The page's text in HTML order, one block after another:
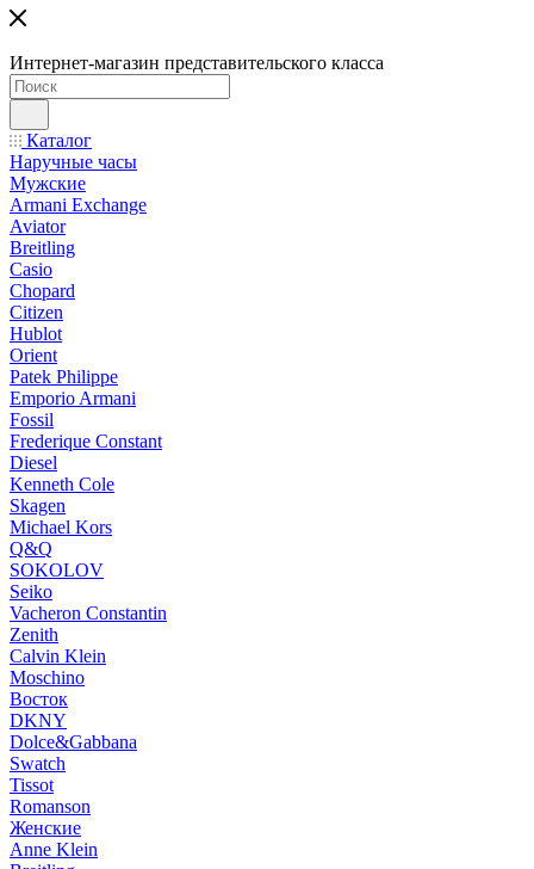
Интернет-магазин представительского класса
Каталог
Наручные часы
Мужские
Armani Exchange
Aviator
Breitling
Casio
Chopard
Citizen
Hublot
Orient
Patek Philippe
Emporio Armani
Fossil
Frederique Constant
Diesel
Kenneth Cole
Skagen
Michael Kors
Q&Q
SOKOLOV
Seiko
Vacheron Constantin
Zenith
Calvin Klein
Moschino
Восток
DKNY
Dolce&Gabbana
Swatch
Tissot
Romanson
Женские
Anne Klein